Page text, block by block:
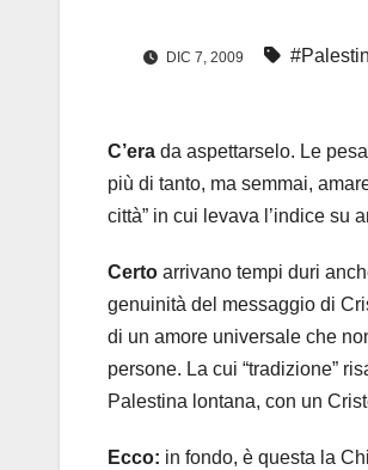
DIC 7, 2009
C’era da aspettarselo. Le
più di tanto, ma semmai,
città” in cui levava l’indice su
Certo arrivano tempi duri
genuinità del messaggio di
di un amore universale che
persone. La cui “tradizione”
Palestina lontana, con un
Ecco: in fondo, è questa la